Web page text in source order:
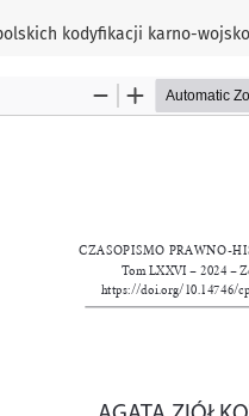
kodyfikacji karno-